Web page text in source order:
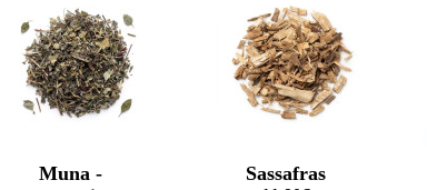
Muna -
Sassafras